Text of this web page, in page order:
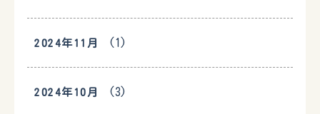
2024年11月 (1)
2024年10月 (3)